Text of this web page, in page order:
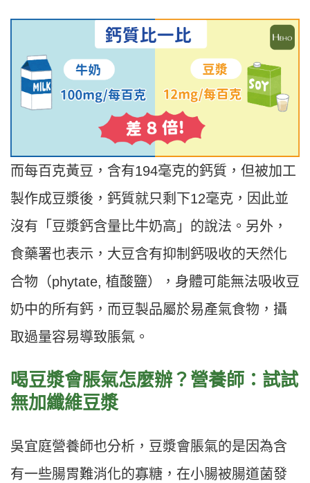
而每百克黃豆，含有194毫克的鈣質，但被加工
製作成豆漿後，鈣質就只剩下12毫克，因此並
沒有「豆漿鈣含量比牛奶高」的說法。另外，
食藥署也表示，大豆含有抑制鈣吸收的天然化
合物（phytate, 植酸鹽），身體可能無法吸收豆
奶中的所有鈣，而豆製品屬於易產氣食物，攝
取過量容易導致脹氣。
喝豆漿會脹氣怎麼辦？營養師：試試
無加纖維豆漿
吳宜庭營養師也分析，豆漿會脹氣的是因為含
有一些腸胃難消化的寡糖，在小腸被腸道菌發